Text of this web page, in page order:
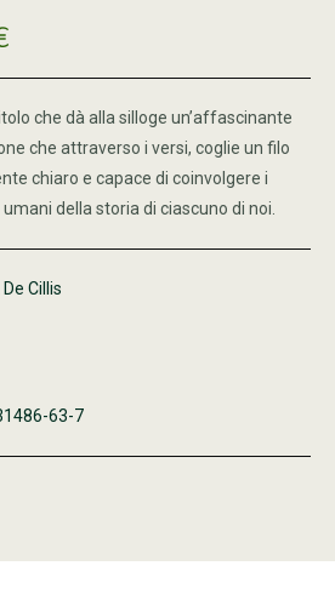
che dà alla silloge un’affascinante
che attraverso i versi, coglie un filo
chiaro e capace di coinvolgere i
della storia di ciascuno di noi.
Cillis
63-7